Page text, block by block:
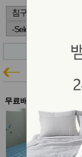
한국학
습지
미국학
습지
국 송
건 홍삼전
드
건강보
기능성
건강식
품
무료배송